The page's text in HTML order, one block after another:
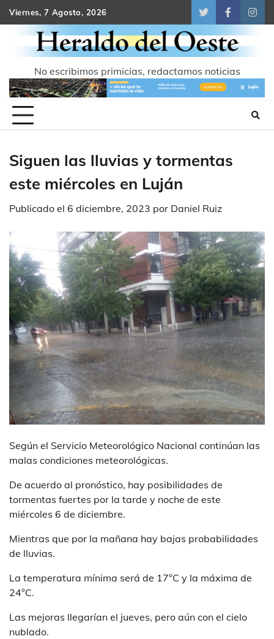
Skip
to
content
Viernes, 7 Agosto, 2026
TwitterFacebook
No escribimos primicias, redactamos noticias
Siguen las lluvias y tormentas
este miércoles en Luján
Publicado el 6 diciembre, 2023 por Daniel Ruiz
Según el Servicio Meteorológico Nacional continúan las
malas condiciones meteorológicas.
De acuerdo al pronóstico, hay posibilidades de
tormentas fuertes por la tarde y noche de este
miércoles 6 de diciembre.
Mientras que por la mañana hay bajas probabilidades
de lluvias.
La temperatura mínima será de 17°C y la máxima de
24°C.
Las mejoras llegarían el jueves, pero aún con el cielo
nublado.